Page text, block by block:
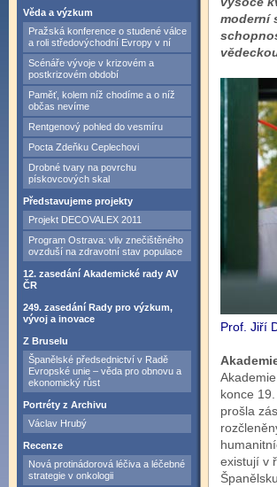
Věda a výzkum
Pražská konference o studené válce
a roli středovýchodní Evropy v ní
Scénáře vývoje v krizovém a
postkrizovém období
Paměť, kolem níž chodíme a o níž
občas nevíme
Rentgenový pohled do vesmíru
Pocta Zdeňku Ceplechovi
Drobné tvary na povrchu
pískovcových skal
Představujeme projekty
Projekt DECOVALEX 2011
Program Ostrava: vliv znečištěného
ovzduší na zdravotní stav populace
12. zasedání Akademické rady AV
ČR
249. zasedání Rady pro výzkum,
vývoj a inovace
Z Bruselu
Španělské předsednictví v Radě
Evropské unie – věda pro obnovu a
ekonomický růst
Portréty z Archivu
Václav Hrubý
Recenze
Nová protinádorová léčiva a léčebné
strategie v onkologii
moderní
Prof. Jiří
konce
prošla
existují v